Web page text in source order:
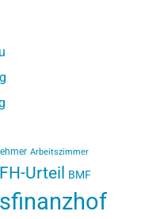
Arbeitszimmer
Urteil BMF